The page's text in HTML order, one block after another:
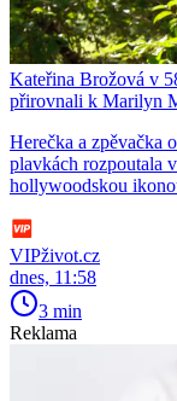
Kateřina Brožová v
přirovnali k Marilyn
Herečka a zpěvačka
plavkách rozpoutala
hollywoodskou
VIPživot.cz
dnes, 11:58
3 min
Reklama